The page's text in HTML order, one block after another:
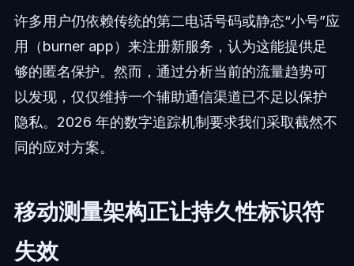
许多用户仍依赖传统的第二电话号码或静态“小号”应
用（burner app）来注册新服务，认为这能提供足
够的匿名保护。然而，通过分析当前的流量趋势可
以发现，仅仅维持一个辅助通信渠道已不足以保护
隐私。2026 年的数字追踪机制要求我们采取截然不
同的应对方案。
移动测量架构正让持久性标识符
失效